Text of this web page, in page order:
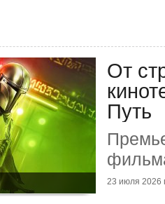
От
Путь
23 июля 2026